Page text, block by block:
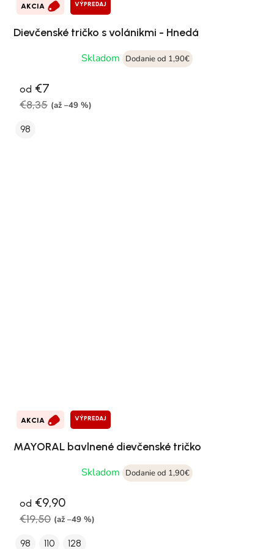
AKCIA VÝPREDAJ
Dievčenské tričko s volánikmi - Hnedá
Skladom
Dodanie od 1,90€
od €7
€8,35 (až –49 %)
98
AKCIA VÝPREDAJ
MAYORAL bavlnené dievčenské tričko
Skladom
Dodanie od 1,90€
od €9,90
€19,50 (až –49 %)
98 110 128